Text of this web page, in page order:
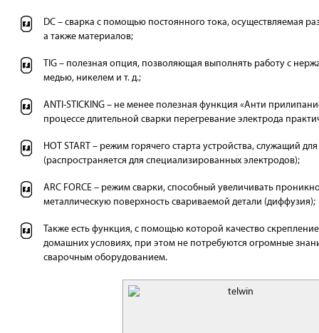
DC – сварка с помощью постоянного тока, осуществляемая
а также материалов;
TIG – полезная опция, позволяющая выполнять работу с
медью, никелем и т. д.;
ANTI-STICKING – не менее полезная функция «Анти
процессе длительной сварки перегревание электрода
HOT START – режим горячего старта устройства, служащий
(распространяется для специализированных электродов);
ARC FORCE – режим сварки, способный увеличивать
металлическую поверхность свариваемой детали (диффузия);
Также есть функция, с помощью которой качество
домашних условиях, при этом не потребуются огромные
сварочным оборудованием.